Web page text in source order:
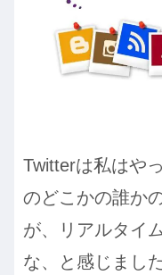
Twitterは私はや
のどこかの誰か
が、リアルタイ
な、と感じました